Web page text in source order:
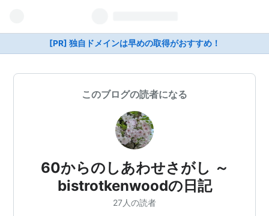
[PR] 独自ドメインは早めの取得がおすすめ！
このブログの読者になる
60からのしあわせさがし ～
bistrotkenwoodの日記
27人の読者